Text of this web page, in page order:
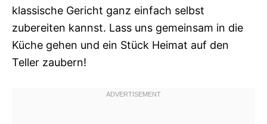
klassische Gericht ganz einfach selbst
zubereiten kannst. Lass uns gemeinsam in die
Küche gehen und ein Stück Heimat auf den
Teller zaubern!